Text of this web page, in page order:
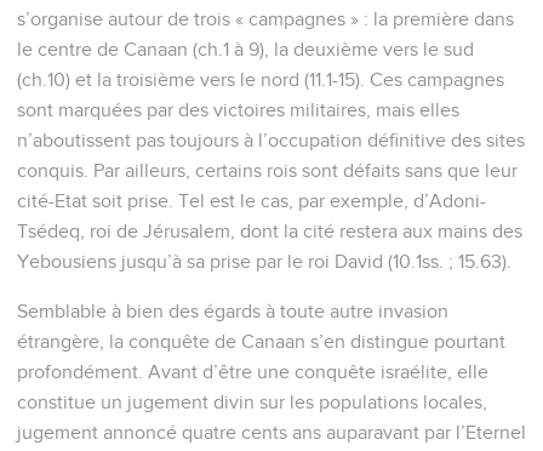
s’organise autour de trois « campagnes » : la première dans
le centre de Canaan (ch.1 à 9), la deuxième vers le sud
(ch.10) et la troisième vers le nord (11.1-15). Ces campagnes
sont marquées par des victoires militaires, mais elles
n’aboutissent pas toujours à l’occupation définitive des sites
conquis. Par ailleurs, certains rois sont défaits sans que leur
cité-Etat soit prise. Tel est le cas, par exemple, d’Adoni-
Tsédeq, roi de Jérusalem, dont la cité restera aux mains des
Yebousiens jusqu’à sa prise par le roi David (10.1ss. ; 15.63).
Semblable à bien des égards à toute autre invasion
étrangère, la conquête de Canaan s’en distingue pourtant
profondément. Avant d’être une conquête israélite, elle
constitue un jugement divin sur les populations locales,
jugement annoncé quatre cents ans auparavant par l’Eternel